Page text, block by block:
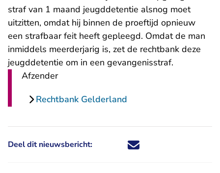
straf van 1 maand jeugddetentie alsnog moet
uitzitten, omdat hij binnen de proeftijd opnieuw
een strafbaar feit heeft gepleegd. Omdat de man
inmiddels meerderjarig is, zet de rechtbank deze
jeugddetentie om in een gevangenisstraf.
Afzender
Rechtbank Gelderland
Deel dit nieuwsbericht: Deel dit nieuwsbericht via X -
Deel dit nieuwsbericht via
Deel dit nieuwsbericht
Deel dit